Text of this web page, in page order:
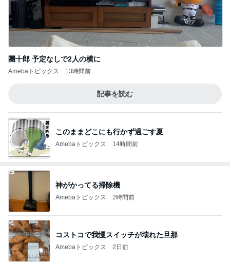
團十郎 予定なしで2人の横に
Amebaトピックス 13時間前
記事を読む
このままどこにも行かず過ごす夏
Amebaトピックス 14時間前
神がかってる掃除機
Amebaトピックス 2時間前
コストコで我慢スイッチが壊れた旦那
Amebaトピックス 2日前